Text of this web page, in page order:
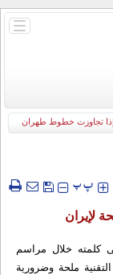
باز
إذا تجاوزت خطوط طهران
‍‍‍ پپ
لإیران
کلمته خلال مراسم
ملحة وضروریة